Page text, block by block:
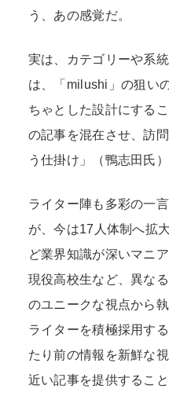
う、あの感覚だ。
実は、カテゴリーや系
は、「milushi」の狙い
ちゃとした設計にする
の記事を混在させ、訪
う仕掛け」（鴨志田氏）
ライター陣も多彩の一
が、今は17人体制へ拡
ど業界知識が深いマニ
現役高校生など、異な
のユニークな視点から
ライターを積極採用す
たり前の情報を新鮮な
近い記事を提供すること